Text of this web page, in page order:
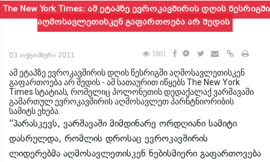
The New York Times: ამ ეტაპზე ევროკავშირის დღის წესრიგში
აღმოსავლეთისკენ გაფართოება არ შედის
03 ოქტომბერი 2011 1801
ამ ეტაპზე ევროკავშირის დღის წესრიგში აღმოსავლეთისკენ
გაფართოება არ შედის - ამ სათაურით იწყებს The New York
Times სტატიას, რომელიც პოლონეთის დედაქალაქ ვარშავაში
გამართულ ევროკავშირის აღმოსავლეთ პარნტნიორიბის
სამიტს ეხება.
"პარასკევს, ვარშავაში მიმდინარე ორდღიანი სამიტი
დასრულდა, რომლის დროსაც ევროკავშირის
ლიდერებმა აღმოსავლეთისკენ ნებისმიერი გაფართოვება